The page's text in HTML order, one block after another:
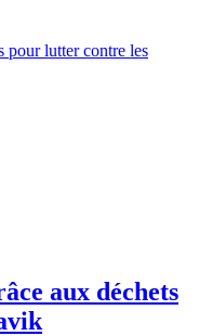
pour lutter contre les
aux déchets